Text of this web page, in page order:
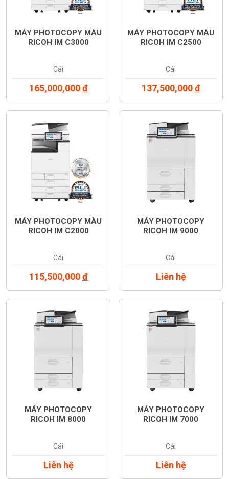
MÁY PHOTOCOPY MÀU
RICOH IM C3000
Cái
165,000,000đ
MÁY PHOTOCOPY MÀU
RICOH IM C2500
Cái
137,500,000đ
MÁY PHOTOCOPY MÀU
RICOH IM C2000
Cái
115,500,000đ
MÁY PHOTOCOPY
RICOH IM 9000
Cái
Liên hệ
MÁY PHOTOCOPY
RICOH IM 8000
Cái
Liên hệ
MÁY PHOTOCOPY
RICOH IM 7000
Cái
Liên hệ